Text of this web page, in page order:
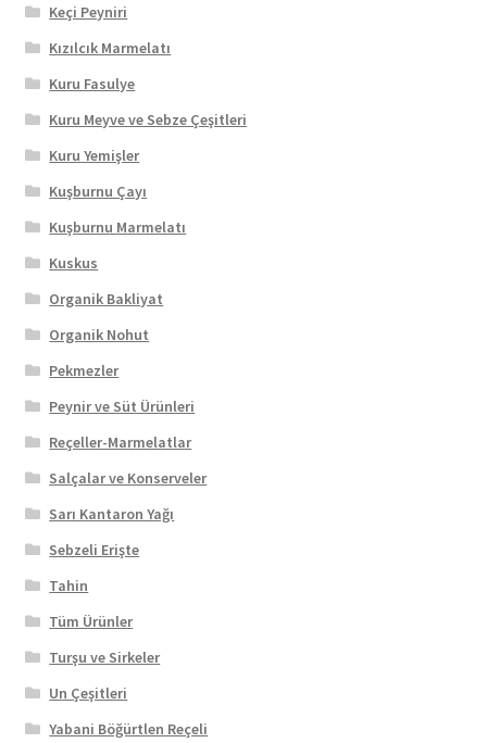
Keçi Peyniri
Kızılcık Marmelatı
Kuru Fasulye
Kuru Meyve ve Sebze Çeşitleri
Kuru Yemişler
Kuşburnu Çayı
Kuşburnu Marmelatı
Kuskus
Organik Bakliyat
Organik Nohut
Pekmezler
Peynir ve Süt Ürünleri
Reçeller-Marmelatlar
Salçalar ve Konserveler
Sarı Kantaron Yağı
Sebzeli Erişte
Tahin
Tüm Ürünler
Turşu ve Sirkeler
Un Çeşitleri
Yabani Böğürtlen Reçeli